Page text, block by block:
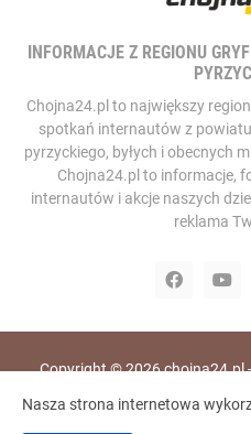
INFORMACJE Z REGIONU
Chojna24.pl to największy
spotkań internautów z
pyrzyckiego, byłych i obecnych
Chojna24.pl to informacje,
internautów i akcje naszych
reklama
Copyright ©2026chojna24.pl
Nasza strona internetowa